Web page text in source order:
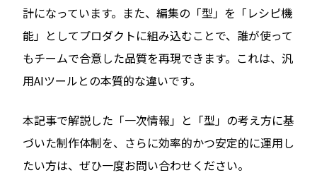
計になっています。また、編集の「型」を「レシピ機
能」としてプロダクトに組み込むことで、誰が使って
もチームで合意した品質を再現できます。これは、汎
用AIツールとの本質的な違いです。
本記事で解説した「一次情報」と「型」の考え方に基
づいた制作体制を、さらに効率的かつ安定的に運用し
たい方は、ぜひ一度お問い合わせください。